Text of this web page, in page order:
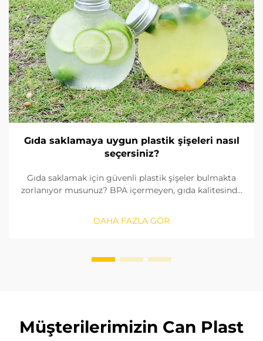
Gıda saklamaya uygun plastik şişeleri nasıl
seçersiniz?
Gıda saklamak için güvenli plastik şişeler bulmakta
zorlanıyor musunuz? BPA içermeyen, gıda kalitesinde
kontrol edeceğinizi ve doğru boyutu nasıl
seçeceğinizi öğrenin. FDA ve AB standartlarına
DAHA FAZLA GÖR
Müşterilerimizin Can Plast